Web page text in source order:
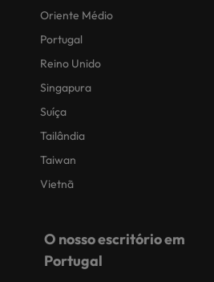
Oriente Médio
Portugal
Reino Unido
Singapura
Suíça
Tailândia
Taiwan
Vietnã
O nosso escritório em
Portugal